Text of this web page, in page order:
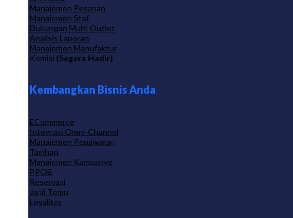
Manajemen Pesanan
Manajemen Staf
Dukungan Multi Outlet
Analisis Laporan
Manajemen Manufaktur
Komisi (Segera Hadir)
Kembangkan Bisnis Anda
ECommerce
Integrasi Omni-Channel
Manajemen Penawaran
Tagihan
Manajemen Kampanye
PPOB
Reservasi
Janji Temu
Loyalitas